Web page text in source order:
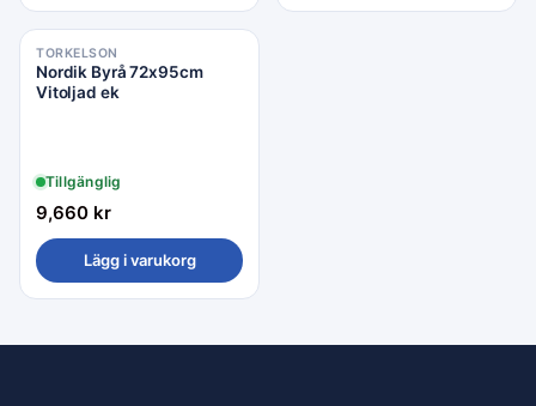
TORKELSON
Nordik Byrå 72x95cm
Vitoljad ek
Tillgänglig
9,660 kr
Lägg i varukorg